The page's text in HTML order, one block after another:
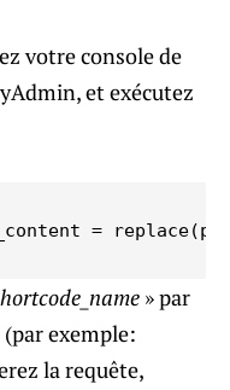
votre console de
et exécutez
=
» par
exemple:
la requête,